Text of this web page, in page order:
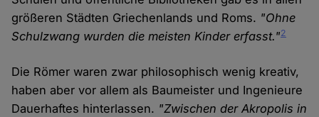
größeren Städten Griechenlands und Roms. "Ohne
Schulzwang wurden die meisten Kinder erfasst."2
Die Römer waren zwar philosophisch wenig kreativ,
haben aber vor allem als Baumeister und Ingenieure
Dauerhaftes hinterlassen. "Zwischen der Akropolis in